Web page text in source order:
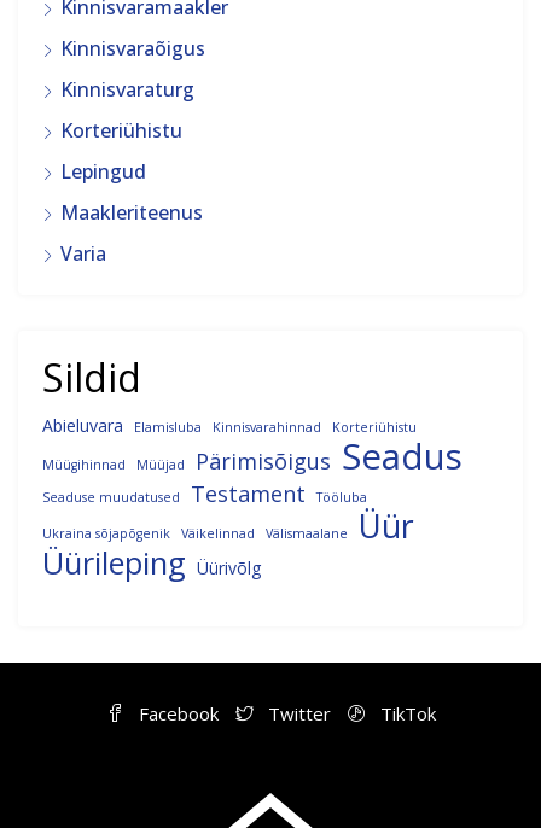
Kinnisvaramaakler
Kinnisvaraõigus
Kinnisvaraturg
Korteriühistu
Lepingud
Maakleriteenus
Varia
Sildid
Abieluvara Elamisluba Kinnisvarahinnad Korteriühistu
Müügihinnad Müüjad Pärimisõigus Seadus
Seaduse muudatused Testament Tööluba
Ukraina sõjapõgenik Väikelinnad Välismaalane Üür
Üürileping Üürivõlg
Facebook Twitter TikTok